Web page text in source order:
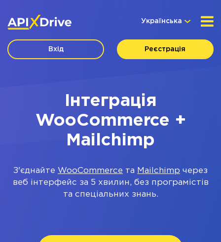
Українська
Вхід Реєстрація
Інтеграція
WooCommerce +
Mailchimp
З'єднайте WooCommerce та Mailchimp через
веб інтерфейс за 5 хвилин, без програмістів
та спеціальних знань.